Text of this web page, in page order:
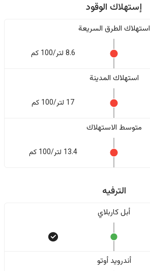
إستهلاك الوقود
استهلاك الطرق السريعة
8.6 لتر/100 كم
استهلاك المدينة
17 لتر/100 كم
متوسط الاستهلاك
13.4 لتر/100 كم
الترفيه
أبل كاربلاي
أندرويد أوتو